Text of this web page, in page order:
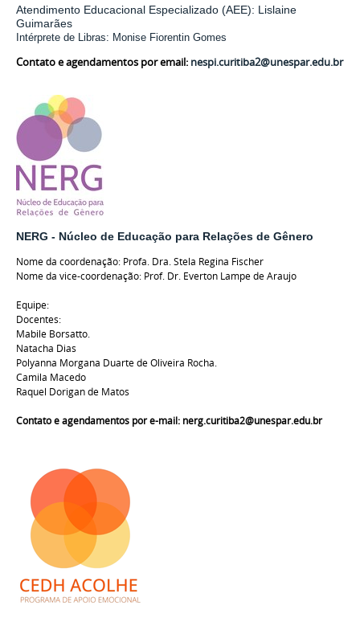
Atendimento Educacional Especializado (AEE): Lislaine
Guimarães
Intérprete de Libras: Monise Fiorentin Gomes
Contato e agendamentos por email: nespi.curitiba2@unespar.edu.br
NERG - Núcleo de Educação para Relações de Gênero
Nome da coordenação: Profa. Dra. Stela Regina Fischer
Nome da vice-coordenação: Prof. Dr. Everton Lampe de Araujo
Equipe:
Docentes:
Mabile Borsatto.
Natacha Dias
Polyanna Morgana Duarte de Oliveira Rocha.
Camila Macedo
Raquel Dorigan de Matos
Contato e agendamentos por e-mail: nerg.curitiba2@unespar.edu.br